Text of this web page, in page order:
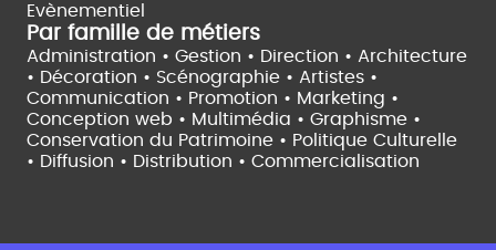
Evènementiel
Par famille de métiers
Administration • Gestion • Direction • Architecture
• Décoration • Scénographie • Artistes •
Communication • Promotion • Marketing •
Conception web • Multimédia • Graphisme •
Conservation du Patrimoine • Politique Culturelle
• Diffusion • Distribution • Commercialisation